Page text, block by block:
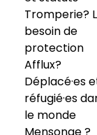
Tromperie?
besoin de
protection
Afflux?
Déplacé·es
réfugié·es
le monde